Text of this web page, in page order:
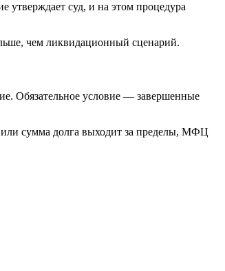
утверждает суд, и на этом процедура
чем ликвидационный сценарий.
Обязательное условие — завершенные
или сумма долга выходит за пределы, МФЦ